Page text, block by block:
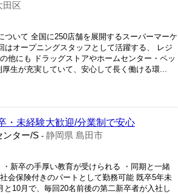
田区
ついて 全国に250店舗を展開するスーパーマーケ
オープニングスタッフとして活躍する、 レジ
他にも ドラッグストアやホームセンター・ペッ
生が充実していて、安心して長く働ける環...
・未経験大歓迎/分業制で安心
ンター/S - 静岡県 島田市
新卒の手厚い教育が受けられる ・同期と一緒
会保険付きのパートとして勤務可能 既卒5年未
10月で、毎回20名前後の第二新卒者が入社し